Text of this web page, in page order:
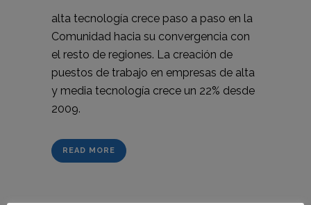
alta tecnología crece paso a paso en la
Comunidad hacia su convergencia con
el resto de regiones. La creación de
puestos de trabajo en empresas de alta
y media tecnología crece un 22% desde
2009.
READ MORE